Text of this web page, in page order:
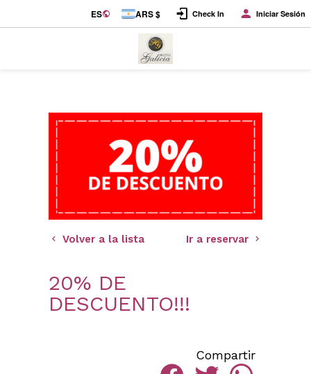
ES ARS $ Check In Iniciar Sesión
Volver a la lista Ir a reservar
20% DE
DESCUENTO!!!
Compartir